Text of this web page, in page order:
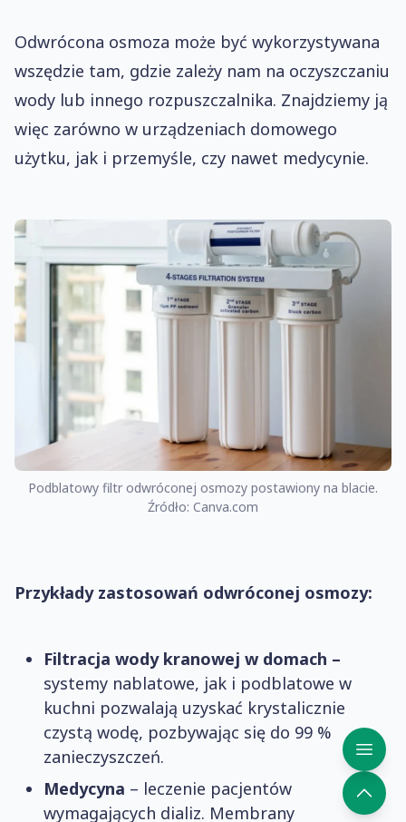
Odwrócona osmoza może być wykorzystywana
wszędzie tam, gdzie zależy nam na oczyszczaniu
wody lub innego rozpuszczalnika. Znajdziemy ją
więc zarówno w urządzeniach domowego
użytku, jak i przemyśle, czy nawet medycynie.
Podblatowy filtr odwróconej osmozy postawiony na blacie.
Źródło: Canva.com
Przykłady zastosowań odwróconej osmozy:
Filtracja wody kranowej w domach –
systemy nablatowe, jak i podblatowe w
kuchni pozwalają uzyskać krystalicznie
czystą wodę, pozbywając się do 99 %
zanieczyszczeń.
Medycyna – leczenie pacjentów
wymagających dializ. Membrany